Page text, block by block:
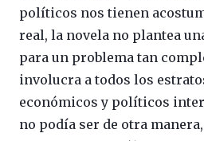
políticos nos tienen
real, la novela no plantea
para un problema tan
involucra a todos los
económicos y políticos
no podía ser de otra